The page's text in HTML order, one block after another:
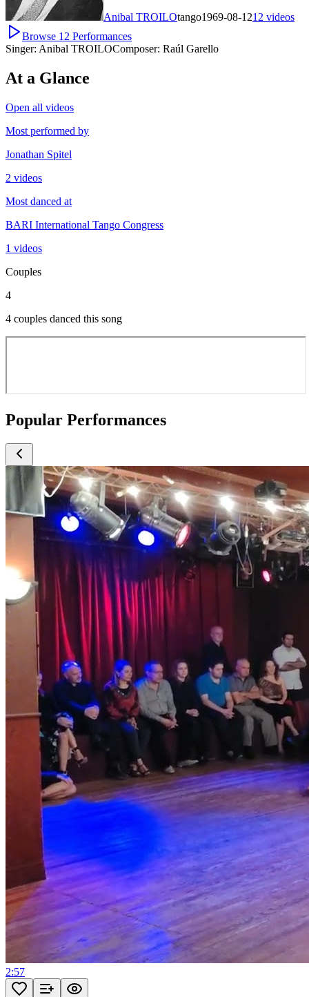
Anibal TROILOtango1969-08-1212 videos
Browse 12 Performances
Singer: Anibal TROILOComposer: Raúl Garello
At a Glance
Open all videos
Most performed by
Jonathan Spitel
2 videos
Most danced at
BARI International Tango Congress
1 videos
Couples
4
4 couples danced this song
Popular Performances
2:57